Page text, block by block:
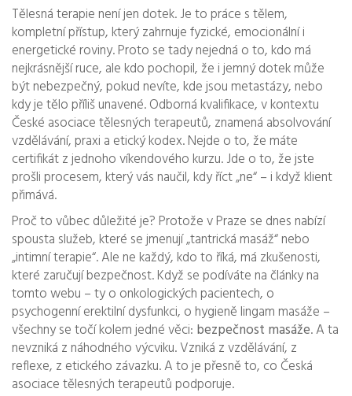
Tělesná terapie není jen dotek. Je to práce s tělem,
kompletní přístup, který zahrnuje fyzické, emocionální i
energetické roviny.Proto se tady nejedná o to, kdo má
nejkrásnější ruce, ale kdo pochopil, že i jemný dotek může
být nebezpečný, pokud nevíte, kde jsou metastázy, nebo
kdy je tělo příliš unavené.Odborná kvalifikace,v kontextu
České asociace tělesných terapeutů, znamená absolvování
vzdělávání, praxi a etický kodex.Nejde o to, že máte
certifikát z jednoho víkendového kurzu. Jde o to, že jste
prošli procesem, který vás naučil, kdy říct „ne“ – i když klient
přimává.
Proč to vůbec důležité je? Protože v Praze se dnes nabízí
spousta služeb, které se jmenují „tantrická masáž“ nebo
„intimní terapie“. Ale ne každý, kdo to říká, má zkušenosti,
které zaručují bezpečnost. Když se podíváte na články na
tomto webu – ty o onkologických pacientech, o
psychogenní erektilní dysfunkci, o hygieně lingam masáže –
všechny se točí kolem jedné věci: bezpečnost masáže. A ta
nevzniká z náhodného výcviku. Vzniká z vzdělávání, z
reflexe, z etického závazku. A to je přesně to, co Česká
asociace tělesných terapeutů podporuje.